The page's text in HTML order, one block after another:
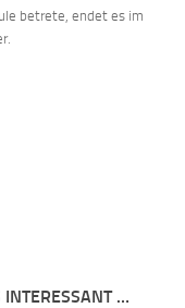
betrete, endet es im
INTERESSANT …